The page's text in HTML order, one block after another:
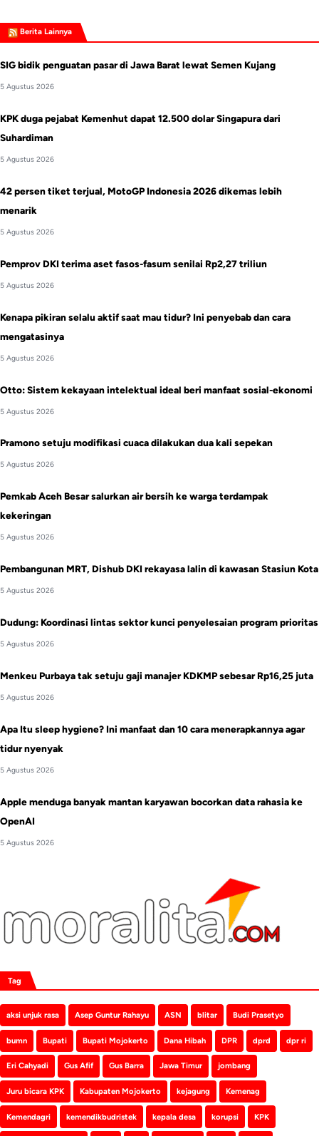
Berita Lainnya
SIG bidik penguatan pasar di Jawa Barat lewat Semen Kujang
5 Agustus 2026
KPK duga pejabat Kemenhut dapat 12.500 dolar Singapura dari
Suhardiman
5 Agustus 2026
42 persen tiket terjual, MotoGP Indonesia 2026 dikemas lebih
menarik
5 Agustus 2026
Pemprov DKI terima aset fasos-fasum senilai Rp2,27 triliun
5 Agustus 2026
Kenapa pikiran selalu aktif saat mau tidur? Ini penyebab dan cara
mengatasinya
5 Agustus 2026
Otto: Sistem kekayaan intelektual ideal beri manfaat sosial-ekonomi
5 Agustus 2026
Pramono setuju modifikasi cuaca dilakukan dua kali sepekan
5 Agustus 2026
Pemkab Aceh Besar salurkan air bersih ke warga terdampak
kekeringan
5 Agustus 2026
Pembangunan MRT, Dishub DKI rekayasa lalin di kawasan Stasiun Kota
5 Agustus 2026
Dudung: Koordinasi lintas sektor kunci penyelesaian program prioritas
5 Agustus 2026
Menkeu Purbaya tak setuju gaji manajer KDKMP sebesar Rp16,25 juta
5 Agustus 2026
Apa Itu sleep hygiene? Ini manfaat dan 10 cara menerapkannya agar
tidur nyenyak
5 Agustus 2026
Apple menduga banyak mantan karyawan bocorkan data rahasia ke
OpenAI
5 Agustus 2026
Tag
aksi unjuk rasa Asep Guntur Rahayu ASN blitar Budi Prasetyo
bumn Bupati Bupati Mojokerto Dana Hibah DPR dprd dpr ri
Eri Cahyadi Gus Afif Gus Barra Jawa Timur jombang
Juru bicara KPK Kabupaten Mojokerto kejagung Kemenag
Kemendagri kemendikbudristek kepala desa korupsi KPK